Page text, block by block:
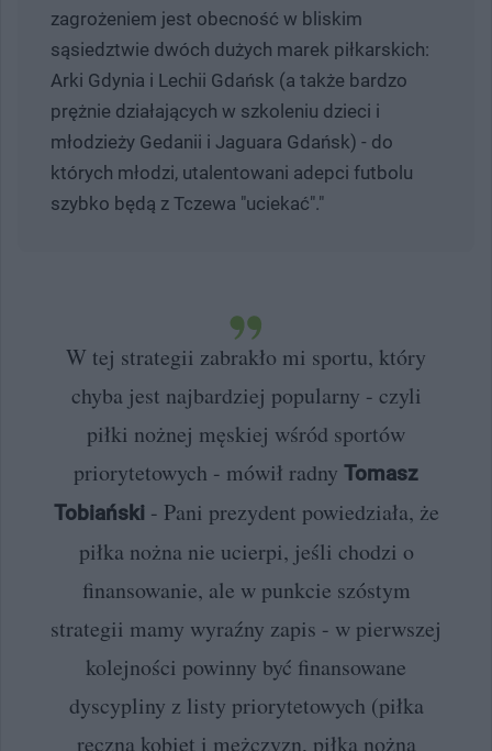
zagrożeniem jest obecność w bliskim
sąsiedztwie dwóch dużych marek piłkarskich:
Arki Gdynia i Lechii Gdańsk (a także bardzo
prężnie działających w szkoleniu dzieci i
młodzieży Gedanii i Jaguara Gdańsk) - do
których młodzi, utalentowani adepci futbolu
szybko będą z Tczewa "uciekać"."
W tej strategii zabrakło mi sportu, który
chyba jest najbardziej popularny - czyli
piłki nożnej męskiej wśród sportów
priorytetowych - mówił radny Tomasz
Tobiański- Pani prezydent powiedziała, że
piłka nożna nie ucierpi, jeśli chodzi o
finansowanie, ale w punkcie szóstym
strategii mamy wyraźny zapis - w pierwszej
kolejności powinny być finansowane
dyscypliny z listy priorytetowych (piłka
ręczna kobiet i mężczyzn, piłka nożna